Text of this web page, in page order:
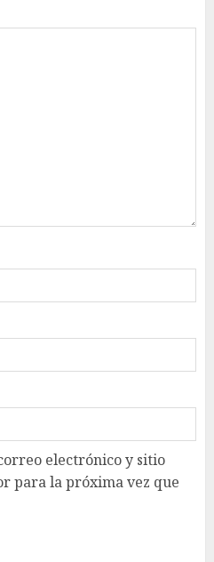
electrónico y sitio
para la próxima vez que